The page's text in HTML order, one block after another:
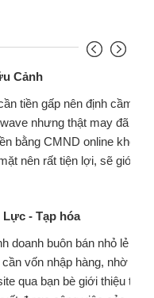
gấp nên định cầm cố
thật may đã có
CMND online không
rất tiện lợi, sẽ giới
Tạp hóa
buôn bán nhỏ lẻ
nhập hàng, nhờ biết
bạn bè giới thiệu tôi